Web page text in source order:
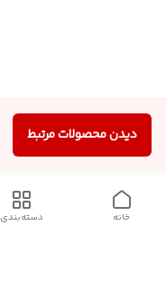
دیدن محصولات مرتبط
دسته‌بندی خانه